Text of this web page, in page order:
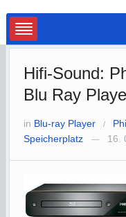
Hifi-Sound:
Blu Ray
in Blu-ray Player /
Speicherplatz
— 16.